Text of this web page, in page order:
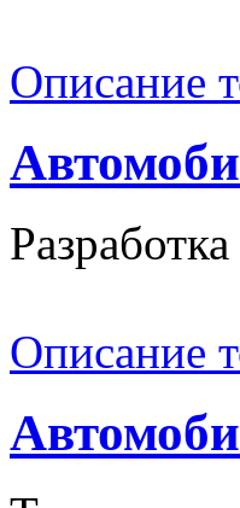
Описание
Описание